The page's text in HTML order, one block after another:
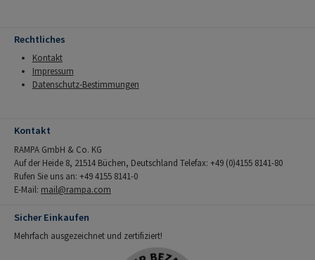
Rechtliches
Kontakt
Impressum
Datenschutz-Bestimmungen
Kontakt
RAMPA GmbH & Co. KG
Auf der Heide 8, 21514 Büchen, Deutschland Telefax: +49 (0)4155 8141-80
Rufen Sie uns an: +49 4155 8141-0
E-Mail: mail@rampa.com
Sicher Einkaufen
Mehrfach ausgezeichnet und zertifiziert!